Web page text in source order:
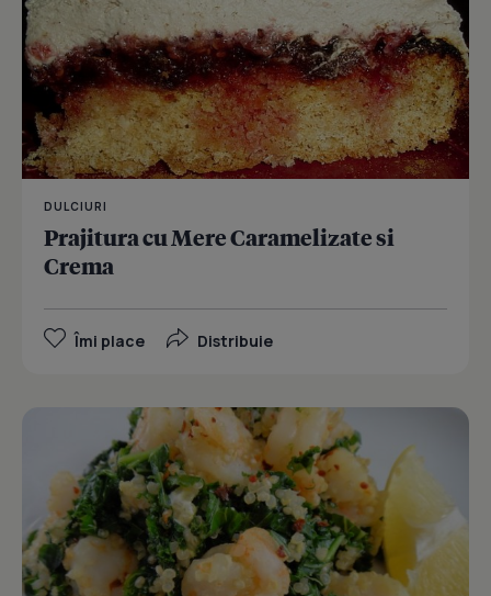
DULCIURI
Prajitura cu Mere Caramelizate si
Crema
Îmi place Distribuie